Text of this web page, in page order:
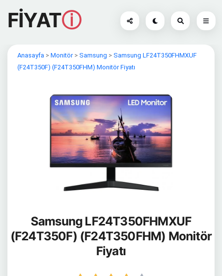
FİYATⓘ
Anasayfa > Monitör> Samsung > Samsung LF24T350FHMXUF
(F24T350F) (F24T350FHM) Monitör Fiyatı
Samsung LF24T350FHMXUF
(F24T350F) (F24T350FHM) Monitör
Fiyatı